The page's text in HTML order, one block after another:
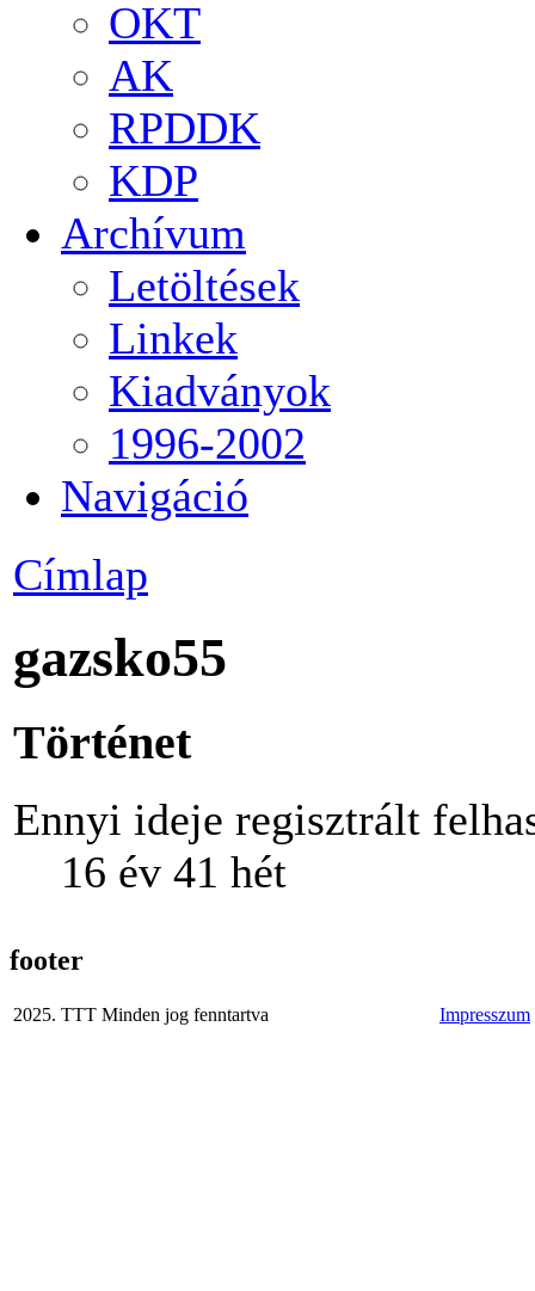
OKT
AK
RPDDK
KDP
Archívum
Letöltések
Linkek
Kiadványok
1996-2002
Navigáció
Címlap
gazsko55
Történet
Ennyi ideje regisztrált
16 év 41 hét
footer
2025. TTT Minden jog fenntartva Impresszum